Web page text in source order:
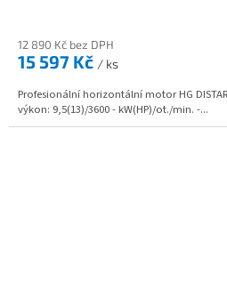
12 890 Kč bez DPH
15 597 Kč / ks
Profesionální horizontální motor HG
výkon: 9,5(13)/3600 - kW(HP)/ot./min. -...